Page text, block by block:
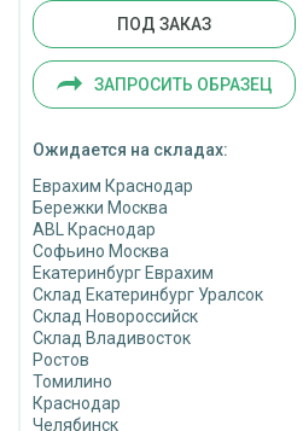
ПОД ЗАКАЗ
ЗАПРОСИТЬ ОБРАЗЕЦ
Ожидается на складах:
Еврахим Краснодар
Бережки Москва
ABL Краснодар
Софьино Москва
Екатеринбург Еврахим
Склад Екатеринбург Уралсок
Склад Новороссийск
Склад Владивосток
Ростов
Томилино
Краснодар
Челябинск